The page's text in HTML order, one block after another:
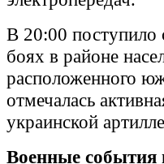
В 20:00 поступило
боях в районе
расположенного
отмечалась
украинской
Военные